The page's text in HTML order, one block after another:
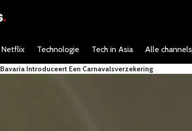
Netflix Technologie Tech in Asia Alle channels
Bavaria Introduceert Een Carnavalsverzekering